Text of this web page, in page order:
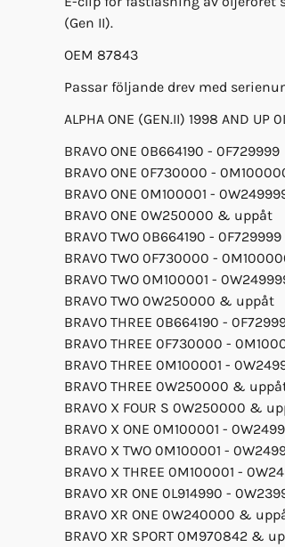
(Gen II).
OEM 87843
Passar följande drev med
ALPHA ONE (GEN.II) 1998 AND UP
BRAVO ONE 0B664190 - 0F729999
BRAVO ONE 0F730000 -
BRAVO ONE 0M100001 -
BRAVO ONE 0W250000 & uppåt
BRAVO TWO 0B664190 - 0F729999
BRAVO TWO 0F730000 -
BRAVO TWO 0M100001 -
BRAVO TWO 0W250000 & uppåt
BRAVO THREE 0B664190 -
BRAVO THREE 0F730000 -
BRAVO THREE 0M100001 -
BRAVO THREE 0W250000 &
BRAVO X FOUR S 0W250000 &
BRAVO X ONE 0M100001 -
BRAVO X TWO 0M100001 -
BRAVO X THREE 0M100001 -
BRAVO XR ONE 0L914990 -
BRAVO XR ONE 0W240000 &
BRAVO XR SPORT 0M970842 &